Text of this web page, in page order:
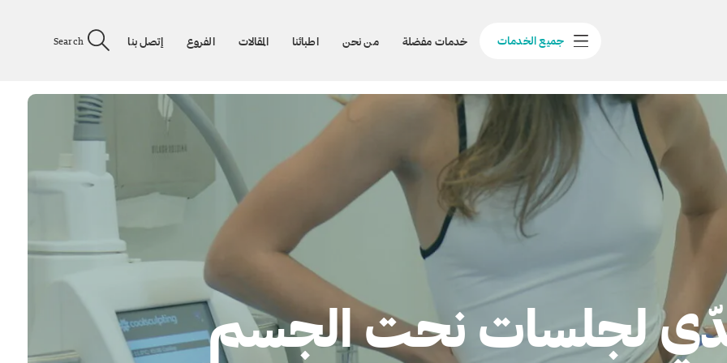
جميع الخدمات خدمات مفضلة من نحن اطبائنا المقالات الفروع إتصل بنا Search
لجلسات نحت الجسم